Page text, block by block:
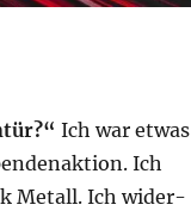
Ich war etwas
Ich
Metall. Ich wider­